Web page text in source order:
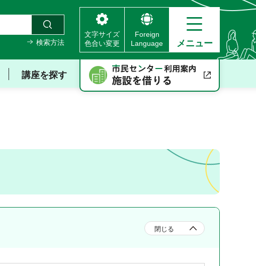
検索方法
文字サイズ
色合い変更
Foreign
Language
メニュー
講座を探す
閉じる